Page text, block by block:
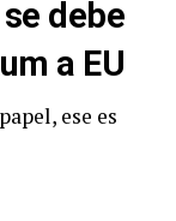
debe
a EU
ese es